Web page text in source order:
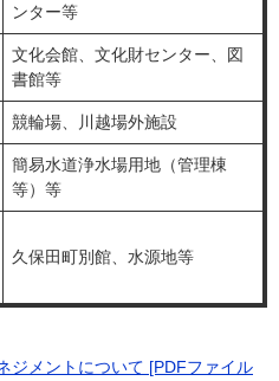
ンター等
文化会館、文化財センター、図
書館等
競輪場、川越場外施設
簡易水道浄水場用地（管理棟
等）等
久保田町別館、水源地等
ジメントについて [PDFファイル